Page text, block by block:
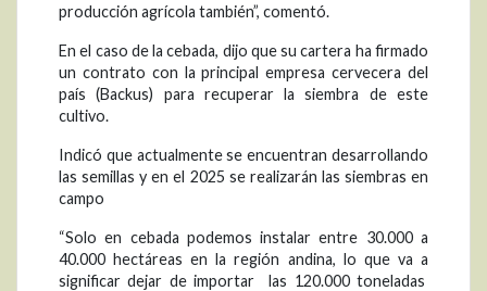
producción agrícola también”, comentó.
En el caso de la cebada, dijo que su cartera ha firmado
un contrato con la principal empresa cervecera del
país (Backus) para recuperar la siembra de este
cultivo.
Indicó que actualmente se encuentran desarrollando
las semillas y en el 2025 se realizarán las siembras en
campo
“Solo en cebada podemos instalar entre 30.000 a
40.000 hectáreas en la región andina, lo que va a
significar dejar de importar las 120.000 toneladas